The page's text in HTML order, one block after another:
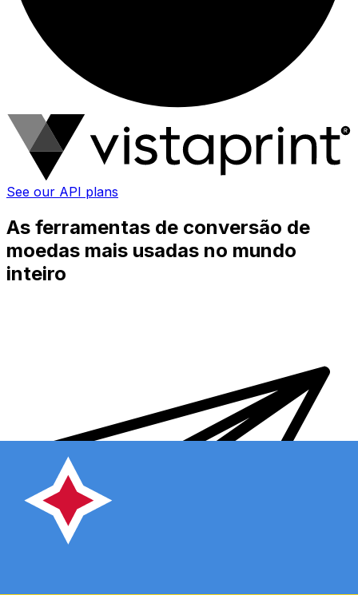
See our API plans
As ferramentas de conversão de
moedas mais usadas no mundo
inteiro